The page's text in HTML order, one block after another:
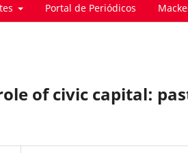
Portal de Periódicos
of civic capital: